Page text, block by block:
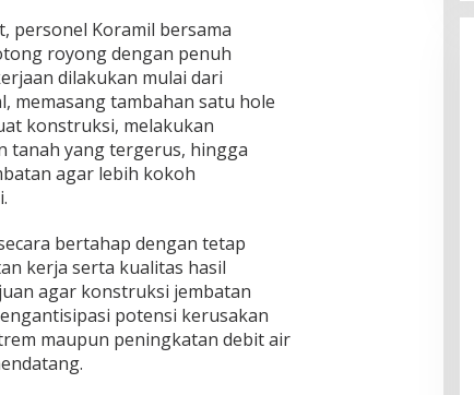
personel Koramil bersama
royong dengan penuh
dilakukan mulai dari
memasang tambahan satu hole
konstruksi, melakukan
tanah yang tergerus, hingga
agar lebih kokoh
bertahap dengan tetap
kerja serta kualitas hasil
agar konstruksi jembatan
potensi kerusakan
maupun peningkatan debit air